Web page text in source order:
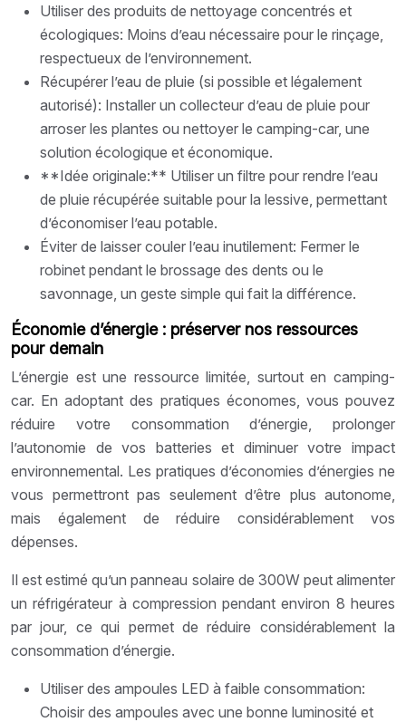
Utiliser des produits de nettoyage concentrés et
écologiques: Moins d’eau nécessaire pour le rinçage,
respectueux de l’environnement.
Récupérer l’eau de pluie (si possible et légalement
autorisé): Installer un collecteur d’eau de pluie pour
arroser les plantes ou nettoyer le camping-car, une
solution écologique et économique.
**Idée originale:** Utiliser un filtre pour rendre l’eau
de pluie récupérée suitable pour la lessive, permettant
d’économiser l’eau potable.
Éviter de laisser couler l’eau inutilement: Fermer le
robinet pendant le brossage des dents ou le
savonnage, un geste simple qui fait la différence.
Économie d’énergie : préserver nos ressources
pour demain
L’énergie est une ressource limitée, surtout en camping-
car. En adoptant des pratiques économes, vous pouvez
réduire votre consommation d’énergie, prolonger
l’autonomie de vos batteries et diminuer votre impact
environnemental. Les pratiques d’économies d’énergies ne
vous permettront pas seulement d’être plus autonome,
mais également de réduire considérablement vos
dépenses.
Il est estimé qu’un panneau solaire de 300W peut alimenter
un réfrigérateur à compression pendant environ 8 heures
par jour, ce qui permet de réduire considérablement la
consommation d’énergie.
Utiliser des ampoules LED à faible consommation:
Choisir des ampoules avec une bonne luminosité et